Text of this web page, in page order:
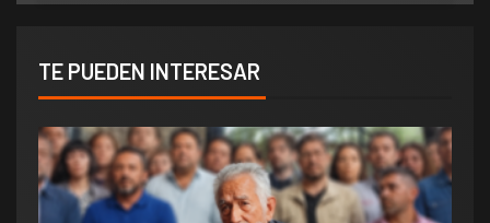
TE PUEDEN INTERESAR